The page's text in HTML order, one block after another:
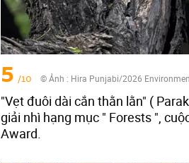
5 /10 © Ảnh : Hira Punjabi/2026
"Vẹt đuôi dài cắn thằn lằn" (
giải nhì hạng mục " Forests ",
Award.